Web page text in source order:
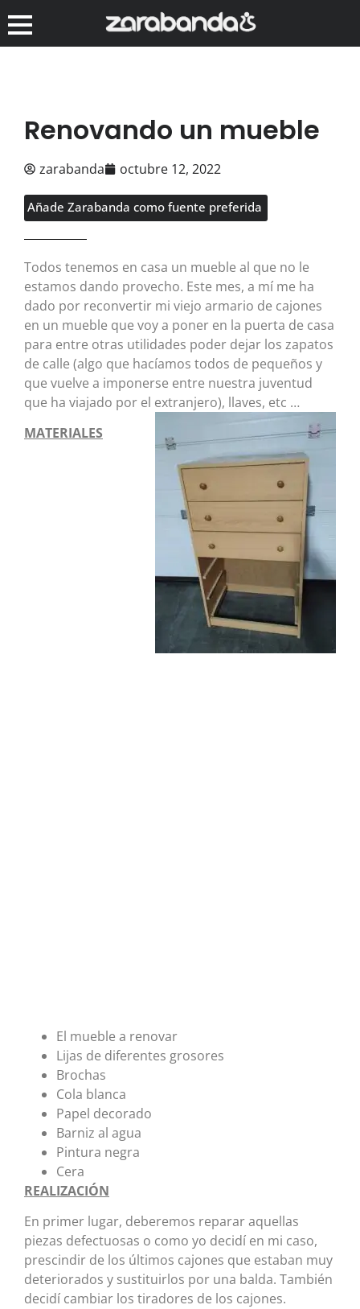
Renovando un mueble
zarabanda octubre 12, 2022
Añade Zarabanda como fuente preferida
Todos tenemos en casa un mueble al que no le
estamos dando provecho. Este mes, a mí me ha
dado por reconvertir mi viejo armario de cajones
en un mueble que voy a poner en la puerta de casa
para entre otras utilidades poder dejar los zapatos
de calle (algo que hacíamos todos de pequeños y
que vuelve a imponerse entre nuestra juventud
que ha viajado por el extranjero), llaves, etc …
MATERIALES
El mueble a renovar
Lijas de diferentes grosores
Brochas
Cola blanca
Papel decorado
Barniz al agua
Pintura negra
Cera
REALIZACIÓN
En primer lugar, deberemos reparar aquellas
piezas defectuosas o como yo decidí en mi caso,
prescindir de los últimos cajones que estaban muy
deteriorados y sustituirlos por una balda. También
decidí cambiar los tiradores de los cajones.